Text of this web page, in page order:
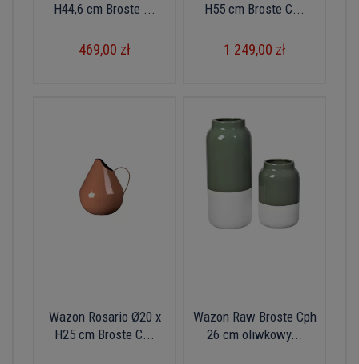
H44,6 cm Broste ...
469,00 zł
H55 cm Broste C...
1 249,00 zł
Wazon Rosario Ø20 x
H25 cm Broste C...
Wazon Raw Broste Cph
26 cm oliwkowy...